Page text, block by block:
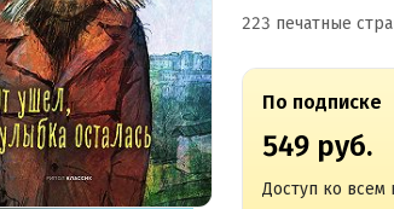
223 печатные
По подписке
549 руб.
Доступ ко всем